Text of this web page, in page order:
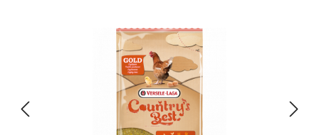
Bildergalerie überspringen